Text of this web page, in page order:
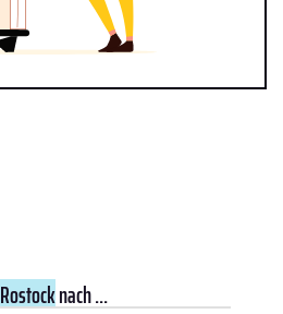
Rostocknach ...